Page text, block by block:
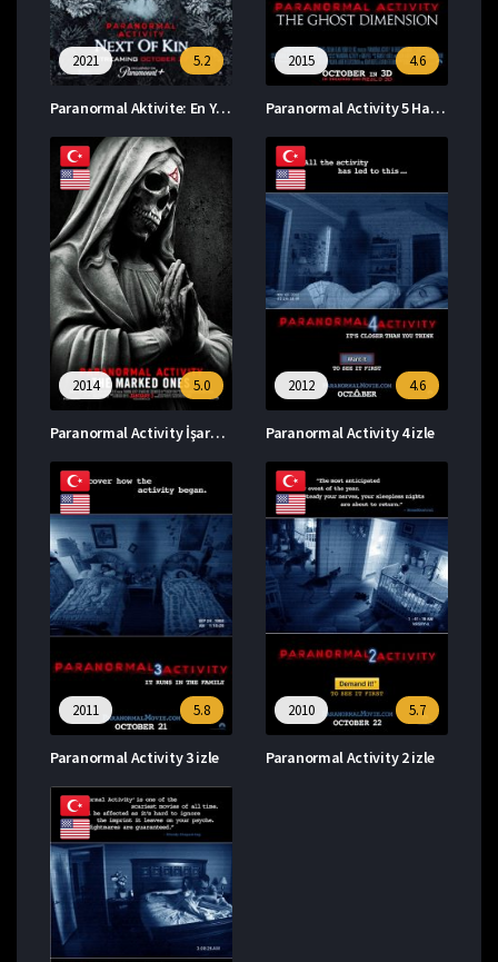
5.2
2021
Paranormal Aktivite: En Yakın Akraba izle
4.6
2015
Paranormal Activity 5 Hayalet Boyutu izle
5.0
2014
Paranormal Activity İşaretliler izle
4.6
2012
Paranormal Activity 4 izle
5.8
2011
Paranormal Activity 3 izle
5.7
2010
Paranormal Activity 2 izle